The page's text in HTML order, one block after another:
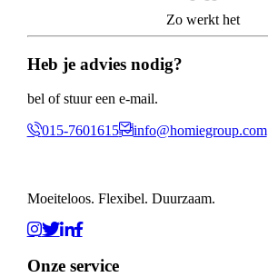
Zo werkt het
Heb je advies nodig?
bel of stuur een e-mail.
015-7601615 info@homiegroup.com
Moeiteloos. Flexibel. Duurzaam.
Onze service